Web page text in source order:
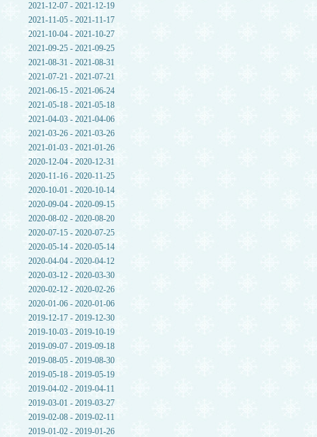
2021-12-07 - 2021-12-19
2021-11-05 - 2021-11-17
2021-10-04 - 2021-10-27
2021-09-25 - 2021-09-25
2021-08-31 - 2021-08-31
2021-07-21 - 2021-07-21
2021-06-15 - 2021-06-24
2021-05-18 - 2021-05-18
2021-04-03 - 2021-04-06
2021-03-26 - 2021-03-26
2021-01-03 - 2021-01-26
2020-12-04 - 2020-12-31
2020-11-16 - 2020-11-25
2020-10-01 - 2020-10-14
2020-09-04 - 2020-09-15
2020-08-02 - 2020-08-20
2020-07-15 - 2020-07-25
2020-05-14 - 2020-05-14
2020-04-04 - 2020-04-12
2020-03-12 - 2020-03-30
2020-02-12 - 2020-02-26
2020-01-06 - 2020-01-06
2019-12-17 - 2019-12-30
2019-10-03 - 2019-10-19
2019-09-07 - 2019-09-18
2019-08-05 - 2019-08-30
2019-05-18 - 2019-05-19
2019-04-02 - 2019-04-11
2019-03-01 - 2019-03-27
2019-02-08 - 2019-02-11
2019-01-02 - 2019-01-26